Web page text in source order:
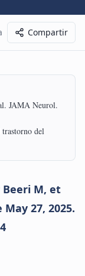
Compartir
JAMA Neurol.
del
Beeri M, et
27, 2025.